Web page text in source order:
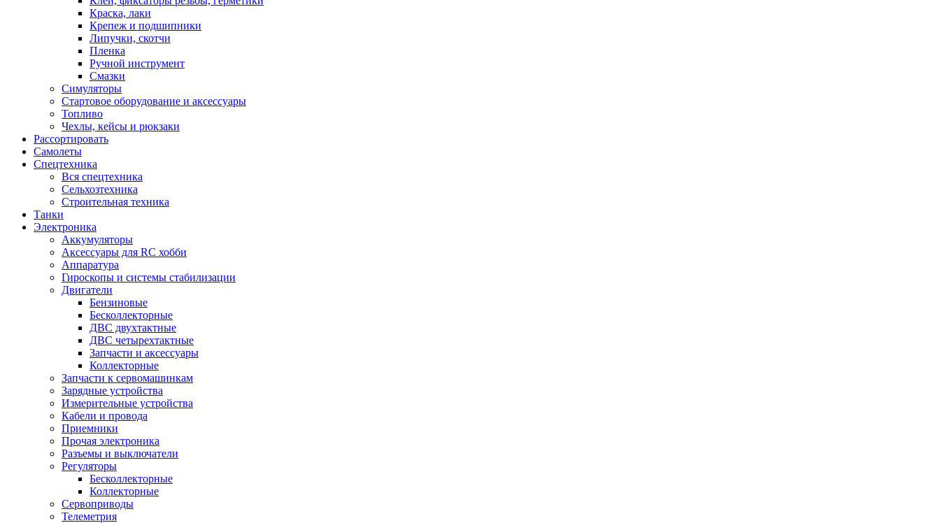
Краска, лаки
Крепеж и подшипники
Липучки, скотчи
Пленка
Ручной инструмент
Смазки
Симуляторы
Стартовое оборудование и аксессуары
Топливо
Чехлы, кейсы и рюкзаки
Рассортировать
Самолеты
Спецтехника
Вся спецтехника
Сельхозтехника
Строительная техника
Танки
Электроника
Аккумуляторы
Аксессуары для RC хобби
Аппаратура
Гироскопы и системы стабилизации
Двигатели
Бензиновые
Бесколлекторные
ДВС двухтактные
ДВС четырехтактные
Запчасти и аксессуары
Коллекторные
Запчасти к сервомашинкам
Зарядные устройства
Измерительные устройства
Кабели и провода
Приемники
Прочая электроника
Разъемы и выключатели
Регуляторы
Бесколлекторные
Коллекторные
Сервоприводы
Телеметрия